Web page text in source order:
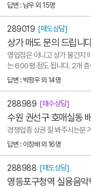
답변 : 남우 외 15명
289019 [매도상담]
상가 매도 문의 드립니
영업점은 아니고 상가 물건지
는 600평 정도 됩니다. 2개
도 됩니다.
답변 : 박정우 외 14명
288989 [매수상담]
수원 권선구 호매실동
경쟁업종 상권 잘 봐주시는분
답변 : 이창배 외 16명
288988 [매도상담]
영등포구청역 실용음